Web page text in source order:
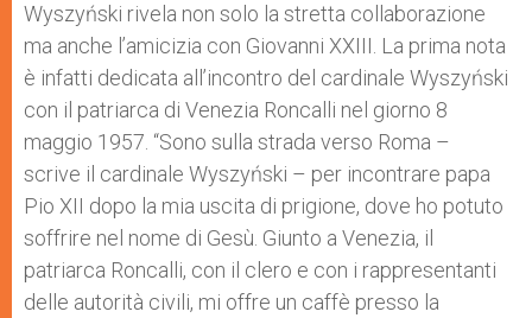
Wyszyński rivela non solo la stretta collaborazione
ma anche l’amicizia con Giovanni XXIII. La prima nota
è infatti dedicata all’incontro del cardinale Wyszyński
con il patriarca di Venezia Roncalli nel giorno 8
maggio 1957. “Sono sulla strada verso Roma –
scrive il cardinale Wyszyński – per incontrare papa
Pio XII dopo la mia uscita di prigione, dove ho potuto
soffrire nel nome di Gesù. Giunto a Venezia, il
patriarca Roncalli, con il clero e con i rappresentanti
delle autorità civili, mi offre un caffè presso la